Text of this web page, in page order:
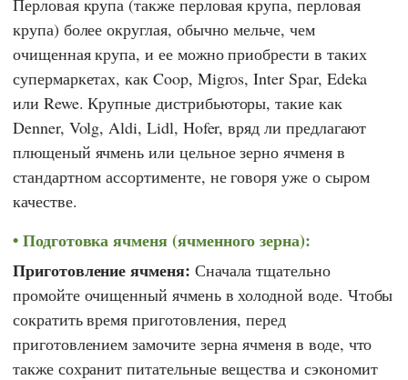
Перловая крупа (также перловая крупа, перловая
крупа) более округлая, обычно мельче, чем
очищенная крупа, и ее можно приобрести в таких
супермаркетах, как Coop, Migros,Inter Spar, Edeka
или Rewe. Крупные дистрибьюторы, такие как
Denner, Volg,Aldi, Lidl, Hofer, вряд ли предлагают
плющеный ячмень или цельное зерно ячменя в
стандартном ассортименте, не говоря уже о сыром
качестве.
Подготовка ячменя (ячменного зерна):
Приготовление ячменя: Сначала тщательно
промойте очищенный ячмень в холодной воде. Чтобы
сократить время приготовления, перед
приготовлением замочите зерна ячменя в воде, что
также сохранит питательные вещества и сэкономит